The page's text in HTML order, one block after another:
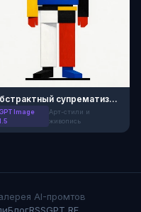
Абстрактный супрематизм в стиле Малевича
Image
Арт-стили и
живопись
AI-промтов